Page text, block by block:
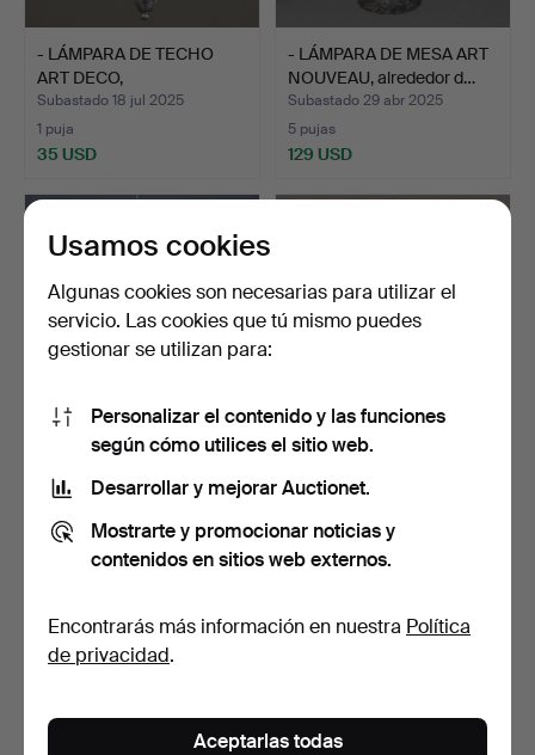
- LÁMPARA DE TECHO
ART DECO,
probablemente…
Subastado 18 jul 2025
1 puja
35 USD
- LÁMPARA DE MESA ART
NOUVEAU, alrededor d…
Subastado 29 abr 2025
5 pujas
129 USD
- LÁMPARA DE TECHO
ART DECO - HETTIER &
VI…
Subastado 29 abr 2025
1 puja
867 USD
- STOLTENBERG-LERCHE,
HANS. (Düsseldorf 18…
1 puja
116 USD
Usamos cookies
Algunas cookies son necesarias para utilizar el
servicio. Las cookies que tú mismo puedes
gestionar se utilizan para:
Personalizar el contenido y las funciones
según cómo utilices el sitio web.
Desarrollar y mejorar Auctionet.
Mostrarte y promocionar noticias y
contenidos en sitios web externos.
Encontrarás más información en nuestra Política
de privacidad.
Aceptarlas todas